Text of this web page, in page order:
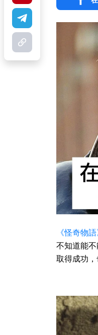
《怪奇物語
不知道能
取得成功，